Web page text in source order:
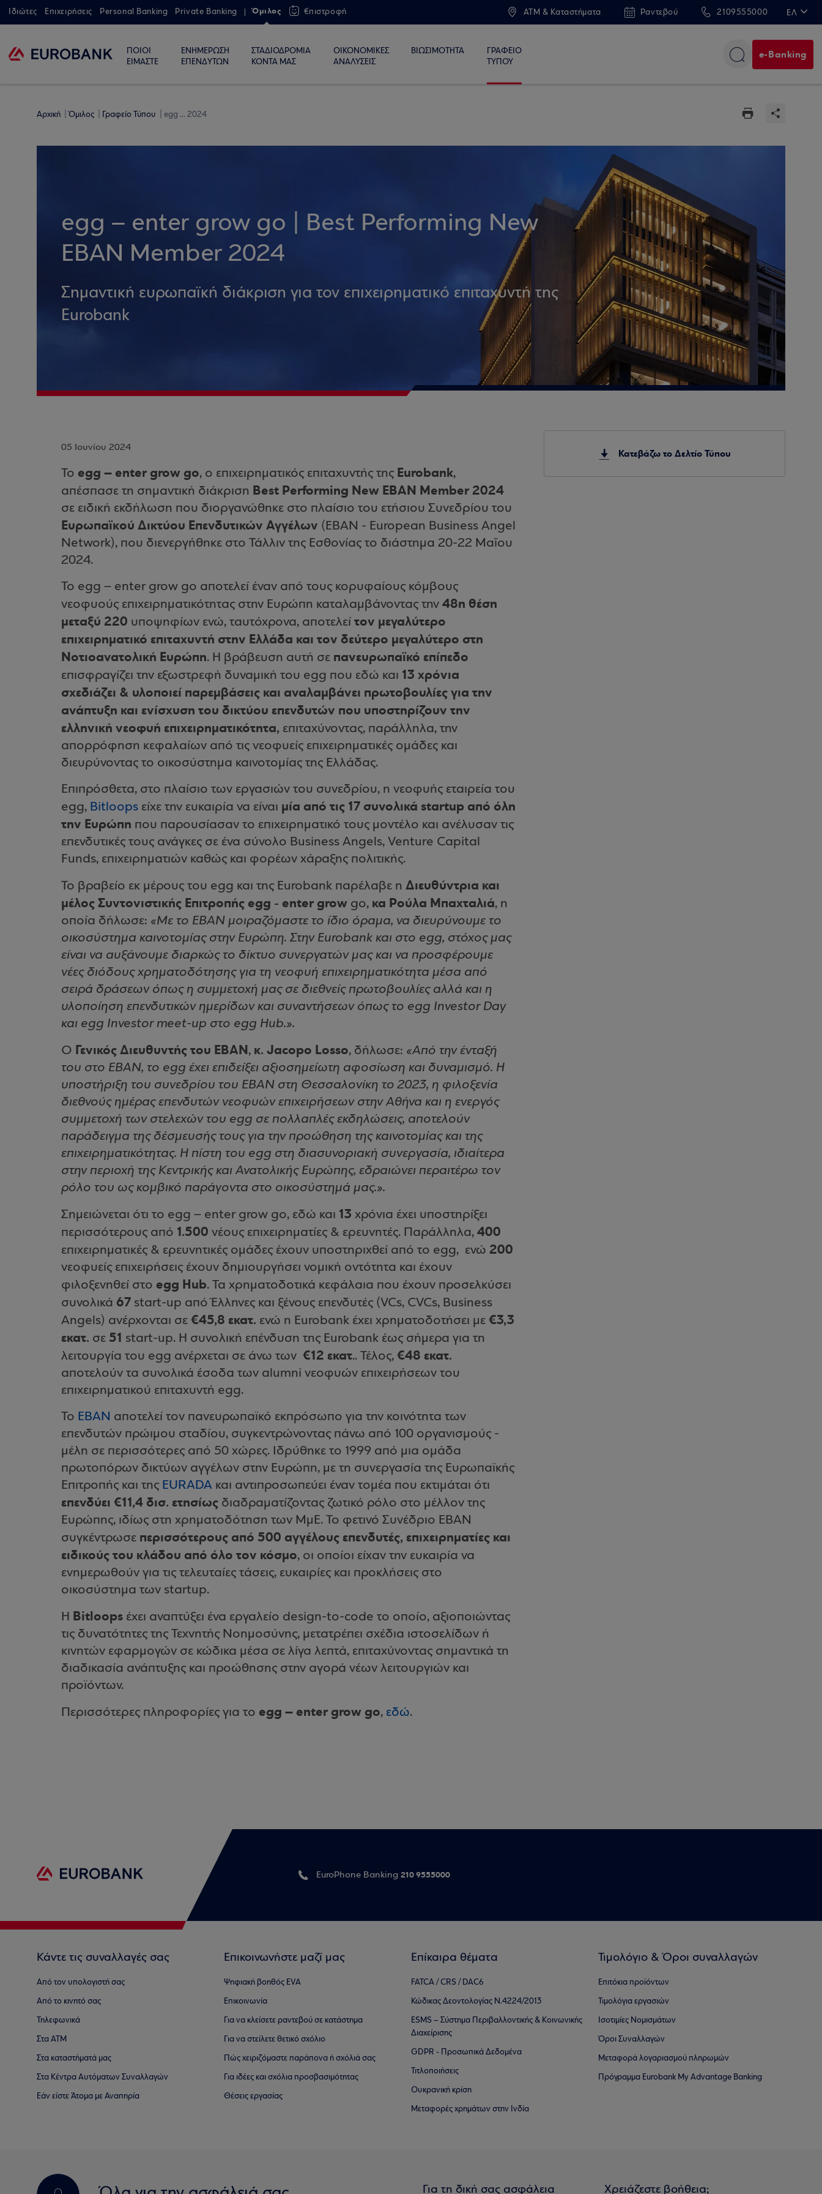
Ιδιώτες Επιχειρήσεις Personal Banking Private Banking Όμιλος €πιστροφή ATM & Καταστήματα Ραντεβού 2109555000 ΕΛ
ΠΟΙΟΙ
ΕΙΜΑΣΤΕ
ΕΝΗΜΕΡΩΣΗ
ΕΠΕΝΔΥΤΩΝ
ΣΤΑΔΙΟΔΡΟΜΙΑ
ΚΟΝΤΑ ΜΑΣ
ΟΙΚΟΝΟΜΙΚΕΣ
ΑΝΑΛΥΣΕΙΣ
ΒΙΩΣΙΜΟΤΗΤΑ
ΓΡΑΦΕΙΟ
ΤΥΠΟΥ
e-Banking
Αρχική Όμιλος Γραφείο Τύπου egg ... 2024
egg – enter grow go | Best Performing New
EBAN Member 2024
Σημαντική ευρωπαϊκή διάκριση για τον επιχειρηματικό επιταχυντή της
Eurobank
05 Ιουνίου 2024
To egg – enter grow go, o επιχειρηματικός επιταχυντής της Eurobank,
απέσπασε τη σημαντική διάκριση Best Performing New EBAN Member 2024
σε ειδική εκδήλωση που διοργανώθηκε στο πλαίσιο του ετήσιου Συνεδρίου του
Ευρωπαϊκoύ Δικτύου Επενδυτικών Αγγέλων (EBAN - European Business Angel
Network), που διενεργήθηκε στο Τάλλιν της Εσθονίας το διάστημα 20-22 Μαΐου
2024.
Το egg – enter grow go αποτελεί έναν από τους κορυφαίους κόμβους
νεοφυούς επιχειρηματικότητας στην Ευρώπη καταλαμβάνοντας την 48η θέση
μεταξύ 220 υποψηφίων ενώ, ταυτόχρονα, αποτελεί τον μεγαλύτερο
επιχειρηματικό επιταχυντή στην Ελλάδα και τον δεύτερο μεγαλύτερο στη
Νοτιοανατολική Ευρώπη. Η βράβευση αυτή σε πανευρωπαϊκό επίπεδο
επισφραγίζει την εξωστρεφή δυναμική του egg που εδώ και 13 χρόνια
σχεδιάζει & υλοποιεί παρεμβάσεις και αναλαμβάνει πρωτοβουλίες για την
ανάπτυξη και ενίσχυση του δικτύου επενδυτών που υποστηρίζουν την
ελληνική νεοφυή επιχειρηματικότητα, επιταχύνοντας, παράλληλα, την
απορρόφηση κεφαλαίων από τις νεοφυείς επιχειρηματικές ομάδες και
διευρύνοντας το οικοσύστημα καινοτομίας της Ελλάδας.
Επιπρόσθετα, στο πλαίσιο των εργασιών του συνεδρίου, η νεοφυής εταιρεία του
egg, Bitloops είχε την ευκαιρία να είναι μία από τις 17 συνολικά startup από όλη
την Ευρώπη που παρουσίασαν το επιχειρηματικό τους μοντέλο και ανέλυσαν τις
επενδυτικές τους ανάγκες σε ένα σύνολο Business Angels, Venture Capital
Funds, επιχειρηματιών καθώς και φορέων χάραξης πολιτικής.
Το βραβείο εκ μέρους του egg και της Eurobank παρέλαβε η Διευθύντρια και
μέλος Συντονιστικής Επιτροπής egg - enter grow go, κα Ρούλα Μπαχταλιά, η
οποία δήλωσε: «Με το EBAN μοιραζόμαστε το ίδιο όραμα, να διευρύνουμε το
οικοσύστημα καινοτομίας στην Ευρώπη. Στην Eurobank και στο egg, στόχος μας
είναι να αυξάνουμε διαρκώς το δίκτυο συνεργατών μας και να προσφέρουμε
νέες διόδους χρηματοδότησης για τη νεοφυή επιχειρηματικότητα μέσα από
σειρά δράσεων όπως η συμμετοχή μας σε διεθνείς πρωτοβουλίες αλλά και η
υλοποίηση επενδυτικών ημερίδων και συναντήσεων όπως το egg Investor Day
και egg Investor meet-up στο egg Hub.».
O Γενικός Διευθυντής του EBAN, κ. Jacopo Losso, δήλωσε: «Από την ένταξή
του στο ΕΒΑΝ, το egg έχει επιδείξει αξιοσημείωτη αφοσίωση και δυναμισμό. Η
υποστήριξη του συνεδρίου του ΕΒΑΝ στη Θεσσαλονίκη το 2023, η φιλοξενία
διεθνούς ημέρας επενδυτών νεοφυών επιχειρήσεων στην Αθήνα και η ενεργός
συμμετοχή των στελεχών του egg σε πολλαπλές εκδηλώσεις, αποτελούν
παράδειγμα της δέσμευσής τους για την προώθηση της καινοτομίας και της
επιχειρηματικότητας. Η πίστη του egg στη διασυνοριακή συνεργασία, ιδιαίτερα
στην περιοχή της Κεντρικής και Ανατολικής Ευρώπης, εδραιώνει περαιτέρω τον
ρόλο του ως κομβικό παράγοντα στο οικοσύστημά μας.».
Σημειώνεται ότι το egg – enter grow go, εδώ και 13 χρόνια έχει υποστηρίξει
περισσότερους από 1.500 νέους επιχειρηματίες & ερευνητές. Παράλληλα, 400
επιχειρηματικές & ερευνητικές ομάδες έχουν υποστηριχθεί από το egg, ενώ 200
νεοφυείς επιχειρήσεις έχουν δημιουργήσει νομική οντότητα και έχουν
φιλοξενηθεί στο egg Hub. Τα χρηματοδοτικά κεφάλαια που έχουν προσελκύσει
συνολικά 67 start-up από Έλληνες και ξένους επενδυτές (VCs, CVCs, Business
Angels) ανέρχονται σε €45,8 εκατ. ενώ η Eurobank έχει χρηματοδοτήσει με €3,3
εκατ. σε 51 start-up. Η συνολική επένδυση της Eurobank έως σήμερα για τη
λειτουργία του egg ανέρχεται σε άνω των €12 εκατ.. Τέλος, €48 εκατ.
αποτελούν τα συνολικά έσοδα των alumni νεοφυών επιχειρήσεων του
επιχειρηματικού επιταχυντή egg.
Το EBAN αποτελεί τον πανευρωπαϊκό εκπρόσωπο για την κοινότητα των
επενδυτών πρώιμου σταδίου, συγκεντρώνοντας πάνω από 100 οργανισμούς -
μέλη σε περισσότερες από 50 χώρες. Ιδρύθηκε το 1999 από μια ομάδα
πρωτοπόρων δικτύων αγγέλων στην Ευρώπη, με τη συνεργασία της Ευρωπαϊκής
Επιτροπής και της EURADA και αντιπροσωπεύει έναν τομέα που εκτιμάται ότι
επενδύει €11,4 δισ. ετησίως διαδραματίζοντας ζωτικό ρόλο στο μέλλον της
Ευρώπης, ιδίως στη χρηματοδότηση των ΜμΕ. Το φετινό Συνέδριο EBAN
συγκέντρωσε περισσότερους από 500 αγγέλους επενδυτές, επιχειρηματίες και
ειδικούς του κλάδου από όλο τον κόσμο, οι οποίοι είχαν την ευκαιρία να
ενημερωθούν για τις τελευταίες τάσεις, ευκαιρίες και προκλήσεις στο
οικοσύστημα των startup.
Η Bitloops έχει αναπτύξει ένα εργαλείο design-to-code το οποίο, αξιοποιώντας
τις δυνατότητες της Τεχνητής Νοημοσύνης, μετατρέπει σχέδια ιστοσελίδων ή
κινητών εφαρμογών σε κώδικα μέσα σε λίγα λεπτά, επιταχύνοντας σημαντικά τη
διαδικασία ανάπτυξης και προώθησης στην αγορά νέων λειτουργιών και
προϊόντων.
Περισσότερες πληροφορίες για το egg – enter grow go, εδώ.
Κατεβάζω το Δελτίο Τύπου
EuroPhone Banking 210 9555000
Κάντε τις συναλλαγές σας
Από τον υπολογιστή σας
Από το κινητό σας
Τηλεφωνικά
Στα ΑΤΜ
Στα καταστήματά μας
Στα Κέντρα Αυτόματων Συναλλαγών
Εάν είστε Άτομα με Αναπηρία
Επικοινωνήστε μαζί μας
Ψηφιακή βοηθός EVA
Επικοινωνία
Για να κλείσετε ραντεβού σε κατάστημα
Για να στείλετε θετικό σχόλιο
Πώς χειριζόμαστε παράπονα ή σχόλιά σας
Για ιδέες και σχόλια προσβασιμότητας
Θέσεις εργασίας
Επίκαιρα θέματα
FATCA / CRS / DAC6
Κώδικας Δεοντολογίας Ν.4224/2013
ESMS – Σύστημα Περιβαλλοντικής & Κοινωνικής
Διαχείρισης
GDPR - Προσωπικά Δεδομένα
Τιτλοποιήσεις
Ουκρανική κρίση
Μεταφορές χρημάτων στην Ινδία
Τιμολόγιο & Όροι συναλλαγών
Επιτόκια προϊόντων
Τιμολόγια εργασιών
Ισοτιμίες Νομισμάτων
Όροι Συναλλαγών
Μεταφορά λογαριασμού πληρωμών
Πρόγραμμα Eurobank My Advantage Banking
Για τη δική σας ασφάλεια Χρειάζεστε βοήθεια;